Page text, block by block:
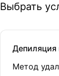
Выбрать
Депиляция
Метод